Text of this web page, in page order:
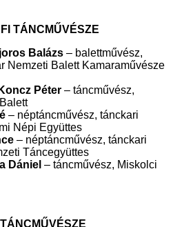
TÁNCMŰVÉSZE
Balázs – balettművész,
Nemzeti Balett Kamaraművésze
Koncz Péter – táncművész,
– néptáncművész, tánckari
Népi Együttes
– néptáncművész, tánckari
Táncegyüttes
Dániel – táncművész, Miskolci